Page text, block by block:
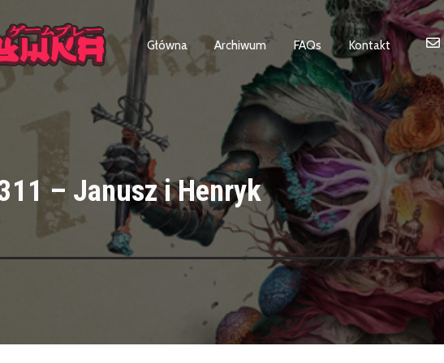
Główna Archiwum FAQs Kontakt
– Janusz i Henryk